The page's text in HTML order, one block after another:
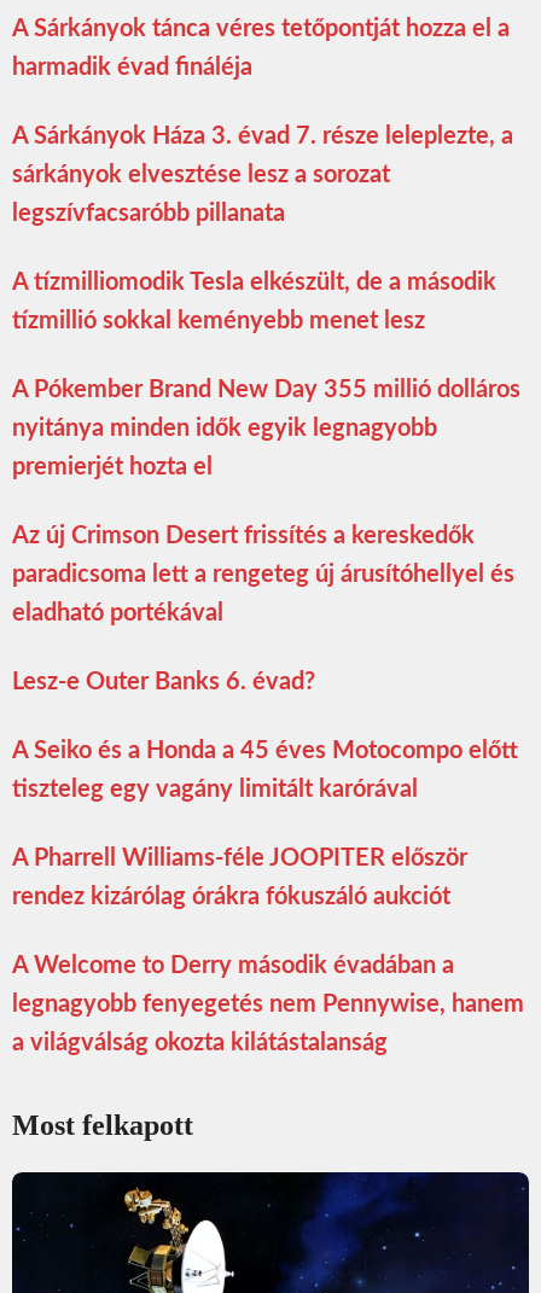
A Sárkányok tánca véres tetőpontját hozza el a
harmadik évad fináléja
A Sárkányok Háza 3. évad 7. része leleplezte, a
sárkányok elvesztése lesz a sorozat
legszívfacsaróbb pillanata
A tízmilliomodik Tesla elkészült, de a második
tízmillió sokkal keményebb menet lesz
A Pókember Brand New Day 355 millió dolláros
nyitánya minden idők egyik legnagyobb
premierjét hozta el
Az új Crimson Desert frissítés a kereskedők
paradicsoma lett a rengeteg új árusítóhellyel és
eladható portékával
Lesz-e Outer Banks 6. évad?
A Seiko és a Honda a 45 éves Motocompo előtt
tiszteleg egy vagány limitált karórával
A Pharrell Williams-féle JOOPITER először
rendez kizárólag órákra fókuszáló aukciót
A Welcome to Derry második évadában a
legnagyobb fenyegetés nem Pennywise, hanem
a világválság okozta kilátástalanság
Most felkapott